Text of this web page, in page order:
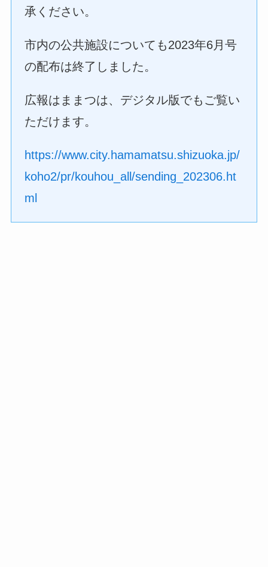
承ください。
市内の公共施設についても2023年6月号
の配布は終了しました。
広報はままつは、デジタル版でもご覧い
ただけます。
https://www.city.hamamatsu.shizuoka.jp/
koho2/pr/kouhou_all/sending_202306.ht
ml